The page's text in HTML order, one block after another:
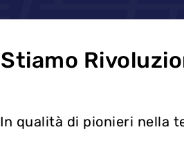
Stiamo
In qualità di pionieri nella